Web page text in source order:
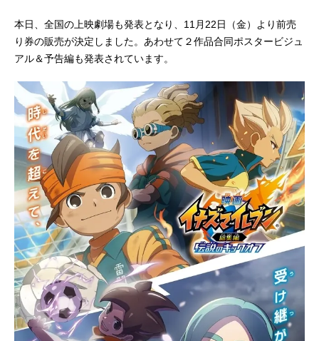
本日、全国の上映劇場も発表となり、11月22日（金）より前売
り券の販売が決定しました。あわせて２作品合同ポスタービジュ
アル＆予告編も発表されています。